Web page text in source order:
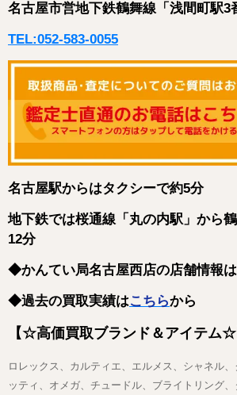
名古屋市営地下鉄鶴舞線「浅間町駅3
TEL:052-583-0055
名古屋駅からはタクシーで約5分
地下鉄では桜通線「丸の内駅」から
12分
◆かんてい局名古屋西店の店舗情報は
◆過去の買取実績はこちらから
【☆高価買取ブランド＆アイテム☆
ロレックス、カルティエ、エルメス、シャネル
ッティ、オメガ、チュードル、ブライトリング